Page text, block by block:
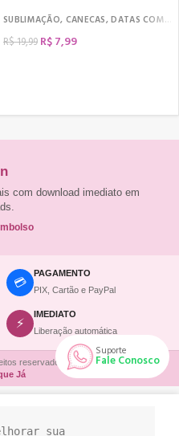
SUBLIMAÇÃO, CANECAS,DATAS COMEMORATIVAS
R$19,99 R$7,99
Suporte
Fale Conosco
com download imediato em
💳
PAGAMENTO
PIX, Cartão e PayPal
⚡
IMEDIATO
Liberação automática
reservados. | Site desenvolvido por
Já
sua